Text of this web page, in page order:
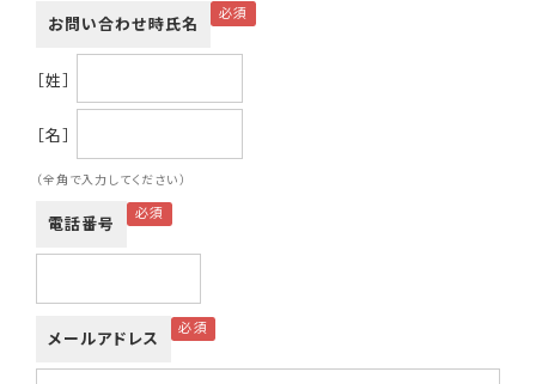
お問い合わせ時氏名
［姓］
［名］
（全角で入力してください）
電話番号
メールアドレス